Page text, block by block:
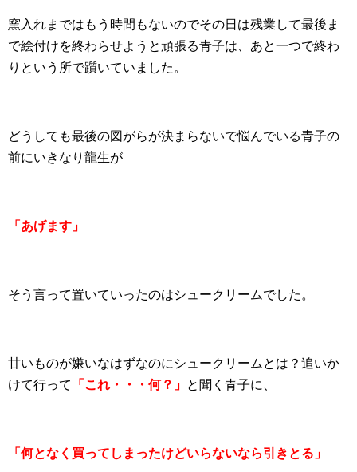
窯入れまではもう時間もないのでその日は残業して最後ま
で絵付けを終わらせようと頑張る青子は、あと一つで終わ
りという所で躓いていました。
どうしても最後の図がらが決まらないで悩んでいる青子の
前にいきなり龍生が
「あげます」
そう言って置いていったのはシュークリームでした。
甘いものが嫌いなはずなのにシュークリームとは？追いか
けて行って
「これ・・・何？」 と聞く青子に、
「何となく買ってしまったけどいらないなら引きとる」